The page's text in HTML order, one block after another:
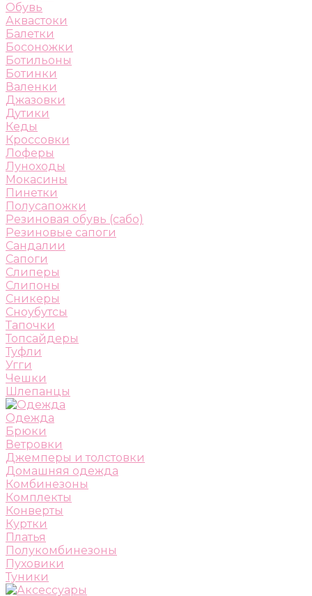
Обувь
Аквастоки
Балетки
Босоножки
Ботильоны
Ботинки
Валенки
Джазовки
Дутики
Кеды
Кроссовки
Лоферы
Луноходы
Мокасины
Пинетки
Полусапожки
Резиновая обувь (сабо)
Резиновые сапоги
Сандалии
Сапоги
Слиперы
Слипоны
Сникеры
Сноубутсы
Тапочки
Топсайдеры
Туфли
Угги
Чешки
Шлепанцы
Одежда
Брюки
Ветровки
Джемперы и толстовки
Домашняя одежда
Комбинезоны
Комплекты
Конверты
Куртки
Платья
Полукомбинезоны
Пуховики
Туники